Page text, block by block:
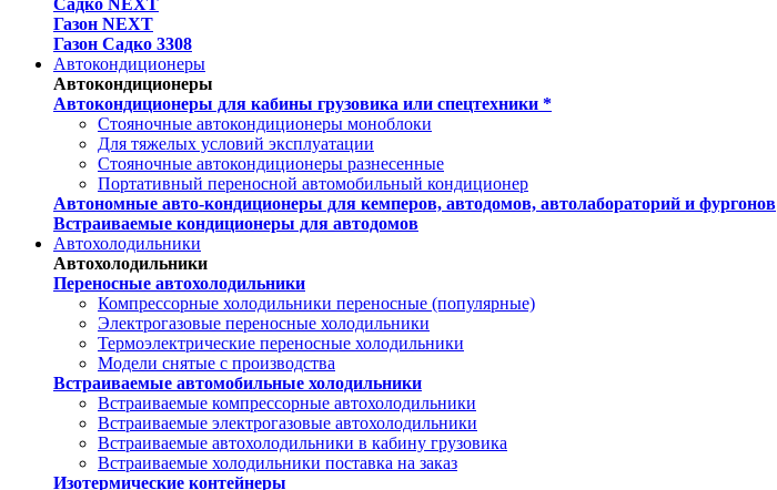
Садко NEXT
Газон NEXT
Газон Садко 3308
Автокондиционеры
Автокондиционеры
Автокондиционеры для кабины грузовика или спецтехники *
Стояночные автокондиционеры моноблоки
Для тяжелых условий эксплуатации
Стояночные автокондиционеры разнесенные
Портативный переносной автомобильный кондиционер
Автономные авто-кондиционеры для кемперов, автодомов, автолабораторий и фургонов
Встраиваемые кондиционеры для автодомов
Автохолодильники
Автохолодильники
Переносные автохолодильники
Компрессорные холодильники переносные (популярные)
Электрогазовые переносные холодильники
Термоэлектрические переносные холодильники
Модели снятые с производства
Встраиваемые автомобильные холодильники
Встраиваемые компрессорные автохолодильники
Встраиваемые электрогазовые автохолодильники
Встраиваемые автохолодильники в кабину грузовика
Встраиваемые холодильники поставка на заказ
Изотермические контейнеры